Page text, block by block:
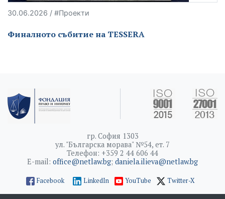
30.06.2026 / #Проекти
Финалното събитие на TESSERA
гр. София 1303
ул. "Българска морава" №54, ет. 7
Телефон: +359 2 44 606 44
E-mail: office@netlaw.bg; daniela.ilieva@netlaw.bg
Facebook LinkedIn YouTube Twitter-X